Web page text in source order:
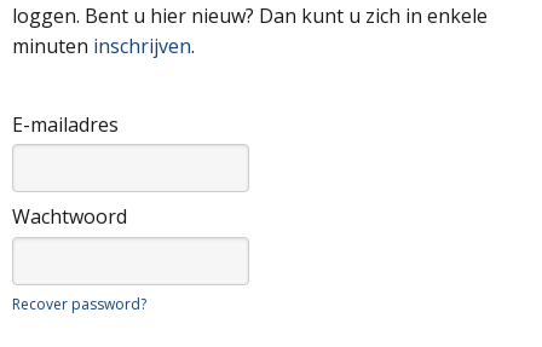
loggen. Bent u hier nieuw? Dan kunt u zich in enkele
minuten inschrijven.
E-mailadres
Wachtwoord
Recover password?